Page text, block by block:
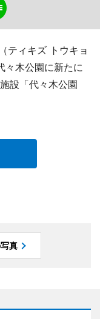
ティキズ トウキョ
々木公園に新たに
設「代々木公園
真